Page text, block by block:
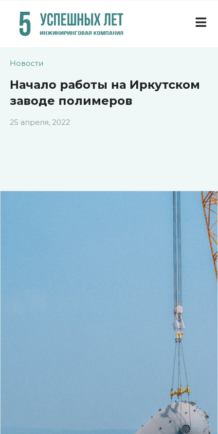
Новости
Начало работы на Иркутском
заводе полимеров
25 апреля, 2022